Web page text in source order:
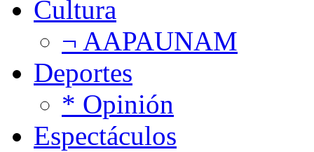
Cultura
¬ AAPAUNAM
Deportes
* Opinión
Espectáculos